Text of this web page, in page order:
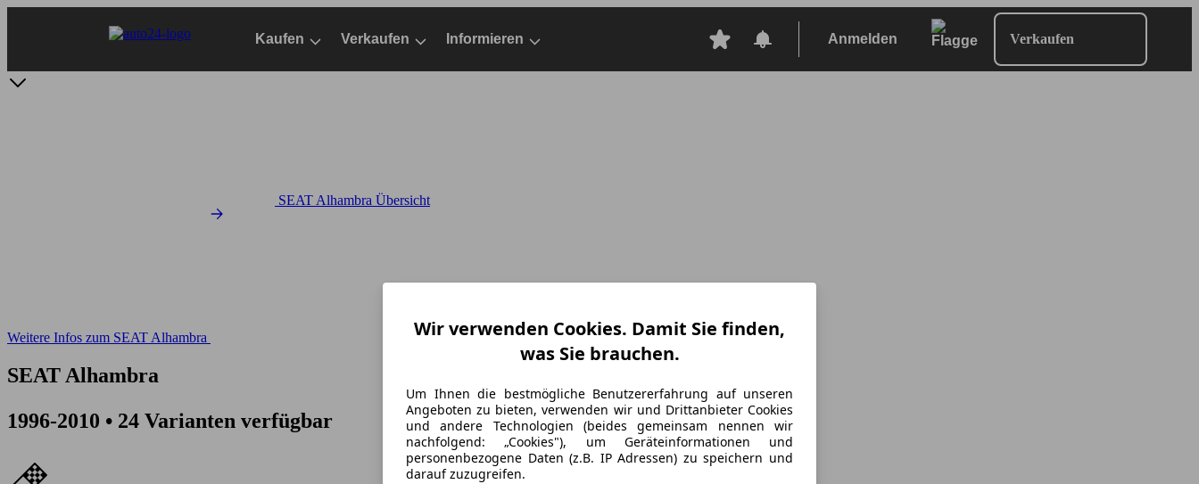
Kaufen Verkaufen Informieren Anmelden Verkaufen
SEAT Alhambra Übersicht
Weitere Infos zum SEAT Alhambra
SEAT Alhambra
1996-2010 • 24 Varianten verfügbar
Wir verwenden Cookies. Damit Sie finden,
was Sie brauchen.
Um Ihnen die bestmögliche Benutzererfahrung auf unseren
Angeboten zu bieten, verwenden wir und Drittanbieter Cookies
und andere Technologien (beides gemeinsam nennen wir
nachfolgend: „Cookies"), um Geräteinformationen und
personenbezogene Daten (z.B. IP Adressen) zu speichern und
darauf zuzugreifen.